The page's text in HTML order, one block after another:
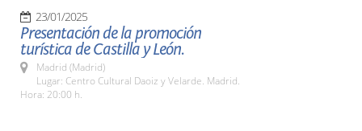
23/01/2025
Presentación de la promoción
turística de Castilla y León.
Madrid (Madrid)
Lugar: Centro Cultural Daoiz y Velarde. Madrid.
Hora: 20:00 h.